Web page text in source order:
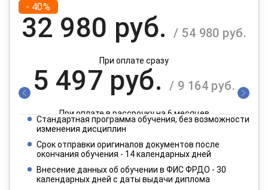
- 40%
32 980 руб. / 54 980 руб.
При оплате сразу
5 497 руб. / 9 164 руб.
При оплате в рассрочку на 6 месяцев
2 749 руб.
При оплате в рассрочку на 12 месяцев
Стандартная программа обучения, без возможности
изменения дисциплин
Срок отправки оригиналов документов после
окончания обучения - 14 календарных дней
Внесение данных об обучении в ФИС ФРДО - 30
календарных дней с даты выдачи диплома